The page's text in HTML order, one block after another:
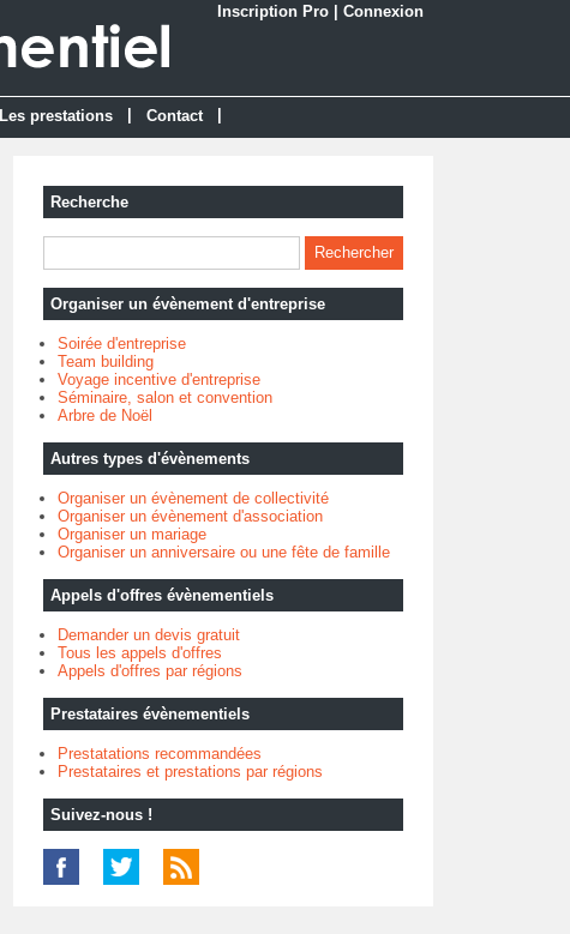
Inscription Pro Connexion
Les prestations Contact
Recherche
Organiser un évènement d'entreprise
Soirée d'entreprise
Team building
Voyage incentive d'entreprise
Séminaire, salon et convention
Arbre de Noël
Autres types d'évènements
Organiser un évènement de collectivité
Organiser un évènement d'association
Organiser un mariage
Organiser un anniversaire ou une fête de famille
Appels d'offres évènementiels
Demander un devis gratuit
Tous les appels d'offres
Appels d'offres par régions
Prestataires évènementiels
Prestatations recommandées
Prestataires et prestations par régions
Suivez-nous !